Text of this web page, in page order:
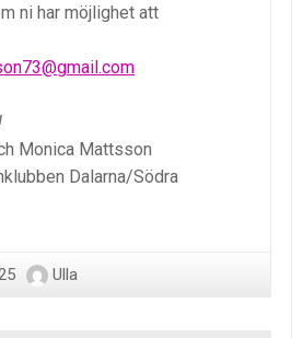
ni har möjlighet att
Monica Mattsson
Dalarna/Södra
Ulla